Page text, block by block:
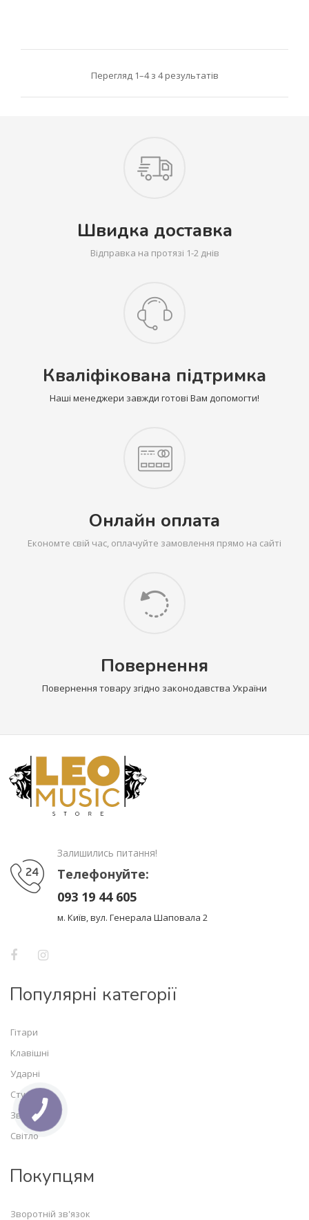
Перегляд 1–4 з 4 результатів
Швидка доставка
Відправка на протязі 1-2 днів
Кваліфікована підтримка
Наші менеджери завжди готові Вам допомогти!
Онлайн оплата
Економте свій час, оплачуйте замовлення прямо на сайті
Повернення
Повернення товару згідно законодавства України
Залишились питання!
Телефонуйте:
093 19 44 605
м. Київ, вул. Генерала Шаповала 2
Популярні категорії
Гітари
Клавішні
Ударні
Студія
Звук
Світло
Покупцям
Зворотній зв'язок